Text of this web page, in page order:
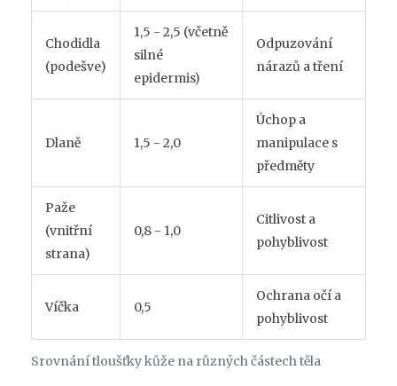
Srovnání tloušťky kůže na různých částech těla
Chodidla
(podešve)
1,5 - 2,5 (včetně
silné
epidermis)
Odpuzování
nárazů a tření
Dlaně 1,5 - 2,0
Úchop a
manipulace s
předměty
Paže
(vnitřní
strana)
0,8 - 1,0
Citlivost a
pohyblivost
Víčka 0,5
Ochrana očí a
pohyblivost